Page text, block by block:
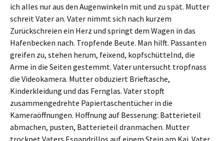
ich alles nur aus den Augenwinkeln mit und zu spät. Mutter
schreit Vater an. Vater nimmt sich nach kurzem
Zurückschreien ein Herz und springt dem Wagen in das
Hafenbecken nach. Tropfende Beute. Man hilft. Passanten
greifen zu, stehen herum, feixend, kopfschüttelnd, die
Arme in die Seiten gestemmt. Vater untersucht tropfnass
die Videokamera. Mutter obduziert Brieftasche,
Kinderkleidung und das Fernglas. Vater stopft
zusammengedrehte Papiertaschentücher in die
Kameraöffnungen. Hoffnung auf Besserung: Batterieteil
abmachen, pusten, Batterieteil dranmachen. Mutter
trocknet Vaters Espandrillos auf einem Stein am Kai. Vater